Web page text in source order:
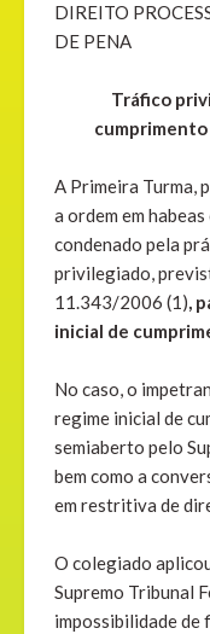
DIREITO
DE PENA
Tráfico
cumprimento
A Primeira Turma,
a ordem em
condenado pela
privilegiado,
11.343/2006 (1),
inicial de
No caso, o
regime inicial de
semiaberto pelo
bem como a
em restritiva de
O colegiado
Supremo Tribunal
impossibilidade de